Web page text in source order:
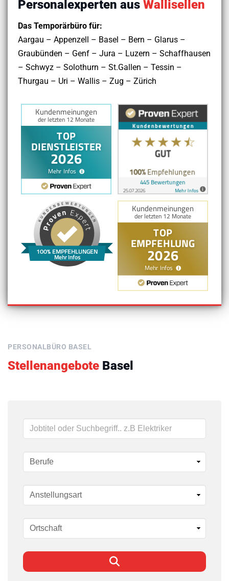
Personalexperten aus Wallisellen
Das Temporärbüro für:
Aargau – Appenzell – Basel – Bern – Glarus –
Graubünden – Genf – Jura – Luzern – Schaffhausen
– Schwyz – Solothurn – St.Gallen – Tessin –
Thurgau – Uri – Wallis – Zug – Zürich
100% EMPFEHLUNGEN
Mehr Infos
PERSONALBÜRO BASEL
Stellenangebote Basel
Schlüsselwörter